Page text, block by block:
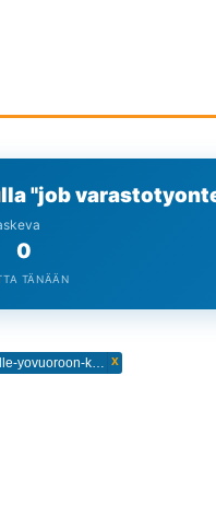
"job
0
TÄNÄÄN
job varastotyontekija-keravalle-yovuoroon-kerava
x